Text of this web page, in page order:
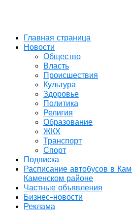
Главная страница
Новости
Общество
Власть
Происшествия
Культура
Здоровье
Политика
Религия
Образование
ЖКХ
Транспорт
Спорт
Подписка
Расписание автобусов в
Каменском районе
Частные объявления
Бизнес-новости
Реклама